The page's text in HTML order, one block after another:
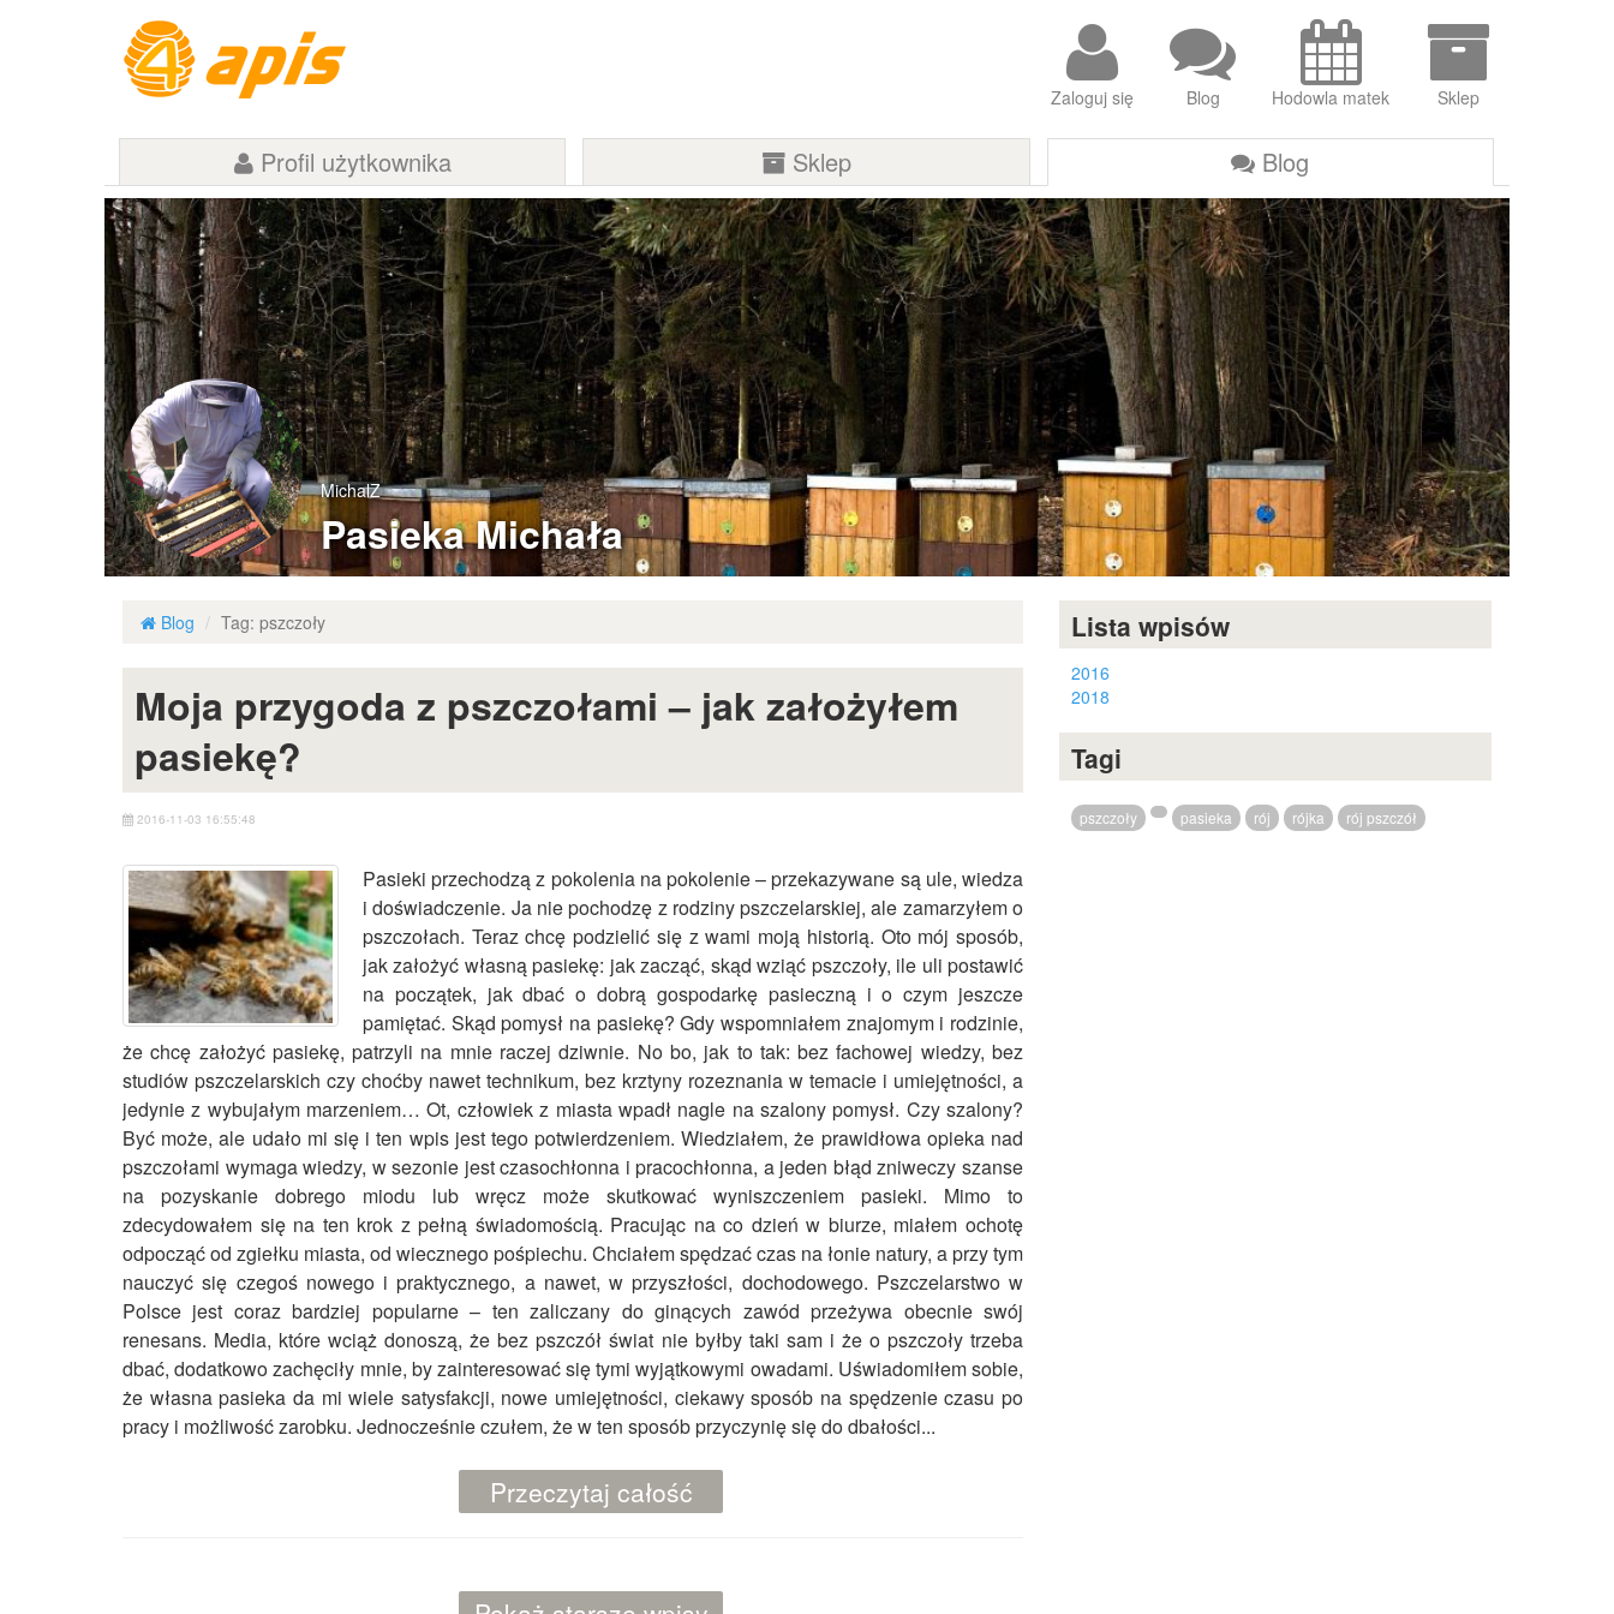
Zaloguj się Blog Hodowla matek Sklep
Profil użytkownika Sklep Blog
MichalZ
Pasieka Michała
Blog Tag: pszczoły
Moja przygoda z pszczołami – jak założyłem
pasiekę?
2016-11-03 16:55:48
Pasieki przechodzą z pokolenia na pokolenie – przekazywane są ule, wiedza
i doświadczenie. Ja nie pochodzę z rodziny pszczelarskiej, ale zamarzyłem o
pszczołach. Teraz chcę podzielić się z wami moją historią. Oto mój sposób,
jak założyć własną pasiekę: jak zacząć, skąd wziąć pszczoły, ile uli postawić
na początek, jak dbać o dobrą gospodarkę pasieczną i o czym jeszcze
pamiętać. Skąd pomysł na pasiekę? Gdy wspomniałem znajomym i rodzinie,
że chcę założyć pasiekę, patrzyli na mnie raczej dziwnie. No bo, jak to tak: bez fachowej wiedzy, bez
studiów pszczelarskich czy choćby nawet technikum, bez krztyny rozeznania w temacie i umiejętności, a
jedynie z wybujałym marzeniem… Ot, człowiek z miasta wpadł nagle na szalony pomysł. Czy szalony?
Być może, ale udało mi się i ten wpis jest tego potwierdzeniem. Wiedziałem, że prawidłowa opieka nad
pszczołami wymaga wiedzy, w sezonie jest czasochłonna i pracochłonna, a jeden błąd zniweczy szanse
na pozyskanie dobrego miodu lub wręcz może skutkować wyniszczeniem pasieki. Mimo to
zdecydowałem się na ten krok z pełną świadomością. Pracując na co dzień w biurze, miałem ochotę
odpocząć od zgiełku miasta, od wiecznego pośpiechu. Chciałem spędzać czas na łonie natury, a przy tym
nauczyć się czegoś nowego i praktycznego, a nawet, w przyszłości, dochodowego. Pszczelarstwo w
Polsce jest coraz bardziej popularne – ten zaliczany do ginących zawód przeżywa obecnie swój
renesans. Media, które wciąż donoszą, że bez pszczół świat nie byłby taki sam i że o pszczoły trzeba
dbać, dodatkowo zachęciły mnie, by zainteresować się tymi wyjątkowymi owadami. Uświadomiłem sobie,
że własna pasieka da mi wiele satysfakcji, nowe umiejętności, ciekawy sposób na spędzenie czasu po
pracy i możliwość zarobku. Jednocześnie czułem, że w ten sposób przyczynię się do dbałości...
Przeczytaj całość
Lista wpisów
2016
2018
Tagi
pszczoły pasieka rój rójka rój pszczół